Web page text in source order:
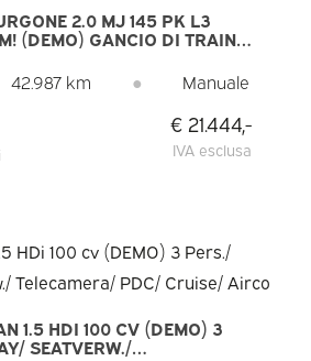
2.0 MJ 145 PK L3
(DEMO) GANCIO DI TRAINO
/ KEYLESS / CARPLAY /
PDC
42.987 km ● Manuale
€ 21.444,-
IVA esclusa
1.5 HDI 100 CV (DEMO) 3
SEATVERW./